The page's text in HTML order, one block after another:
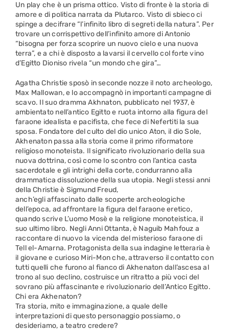
Un play che è un prisma ottico. Visto di fronte è la storia di
amore e di politica narrata da Plutarco. Visto di sbieco ci
spinge a decifrare “l’infinito libro di segreti della natura”. Per
trovare un corrispettivo dell’infinito amore di Antonio
“bisogna per forza scoprire un nuovo cielo e una nuova
terra”, e a chi è disposto a lavarsi il cervello col forte vino
d’Egitto Dioniso rivela “un mondo che gira”…
Agatha Christie sposò in seconde nozze il noto archeologo,
Max Mallowan, e lo accompagnò in importanti campagne di
scavo. Il suo dramma Akhnaton, pubblicato nel 1937, è
ambientato nell’antico Egitto e ruota intorno alla figura del
faraone idealista e pacifista, che fece di Nefertiti la sua
sposa. Fondatore del culto del dio unico Aton, il dio Sole,
Akhenaton passa alla storia come il primo riformatore
religioso monoteista. Il significato rivoluzionario della sua
nuova dottrina, così come lo scontro con l’antica casta
sacerdotale e gli intrighi della corte, condurranno alla
drammatica dissoluzione della sua utopia. Negli stessi anni
della Christie è Sigmund Freud,
anch’egli affascinato dalle scoperte archeologiche
dell’epoca, ad affrontare la figura del faraone eretico,
quando scrive L’uomo Mosè e la religione monoteistica, il
suo ultimo libro. Negli Anni Ottanta, è Naguib Mahfouz a
raccontare di nuovo la vicenda del misterioso faraone di
Tell el-Amarna. Protagonista della sua indagine letteraria è
il giovane e curioso Miri-Mon che, attraverso il contatto con
tutti quelli che furono al fianco di Akhenaton dall’ascesa al
trono al suo declino, costruisce un ritratto a più voci del
sovrano più affascinante e rivoluzionario dell’Antico Egitto.
Chi era Akhenaton?
Tra storia, mito e immaginazione, a quale delle
interpretazioni di questo personaggio possiamo, o
desideriamo, a teatro credere?